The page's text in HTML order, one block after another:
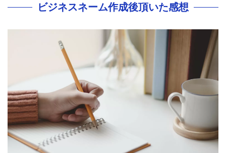
ビジネスネーム作成後頂いた感想